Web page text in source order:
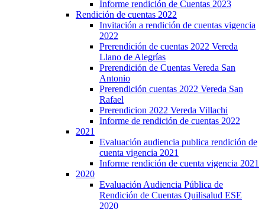
Informe rendición de Cuentas 2023
Rendición de cuentas 2022
Invitación a rendición de cuentas vigencia
2022
Prerendición de cuentas 2022 Vereda
Llano de Alegrías
Prerendición de Cuentas Vereda San
Antonio
Prerendición cuentas 2022 Vereda San
Rafael
Prerendicion 2022 Vereda Villachi
Informe de rendición de cuentas 2022
2021
Evaluación audiencia publica rendición de
cuenta vigencia 2021
Informe rendición de cuenta vigencia 2021
2020
Evaluación Audiencia Pública de
Rendición de Cuentas Quilisalud ESE
2020